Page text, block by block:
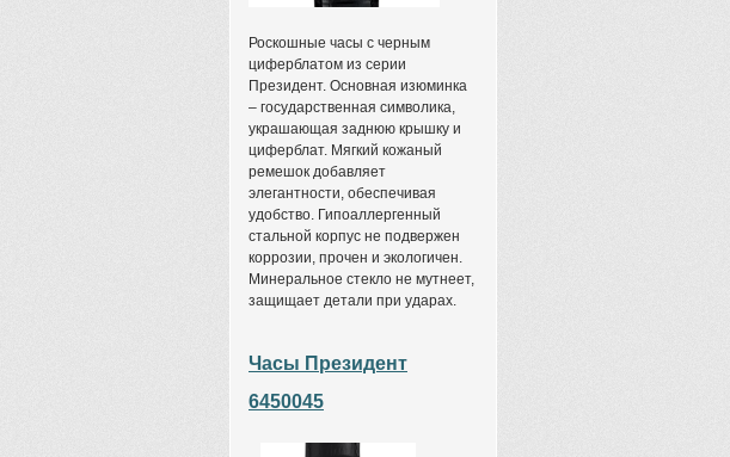
Роскошные часы с черным
циферблатом из серии
Президент. Основная изюминка
– государственная символика,
украшающая заднюю крышку и
циферблат. Мягкий кожаный
ремешок добавляет
элегантности, обеспечивая
удобство. Гипоаллергенный
стальной корпус не подвержен
коррозии, прочен и экологичен.
Минеральное стекло не мутнеет,
защищает детали при ударах.
Часы Президент
6450045